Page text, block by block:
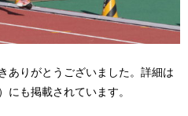
ありがとうございました。詳細は
にも掲載されています。